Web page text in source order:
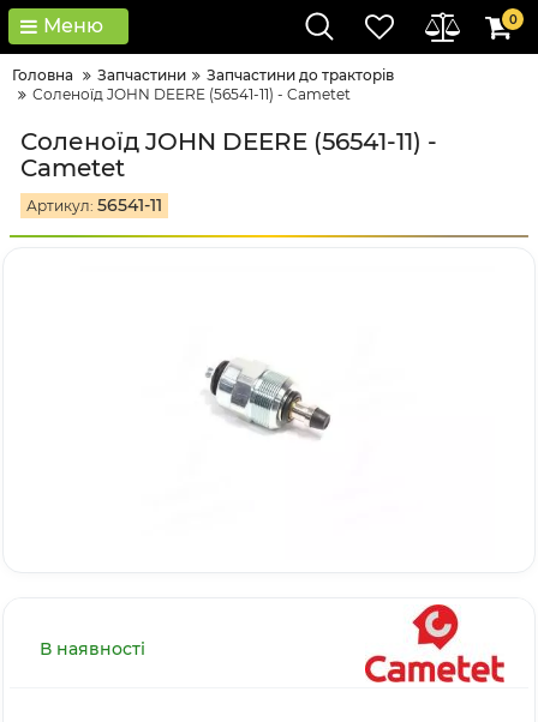
Меню 0
Головна Запчастини
Запчастини до тракторів
Соленоїд JOHN DEERE (56541-11) - Cametet
Соленоїд JOHN DEERE (56541-11) -
Cametet
Артикул: 56541-11
В наявності